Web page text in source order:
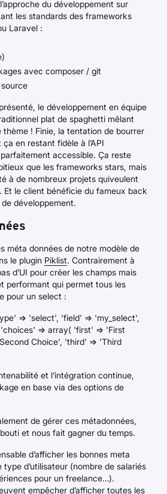
du développement sur
les standards des frameworks
Laravel :
avec composer / git
le développement en équipe
plat de spaghetti mêlant
thème ! Finie, la tentation de bourrer
en restant fidèle à l’API
accessible. Ça reste
que les frameworks stars, mais
à de nombreux projets quiveulent
Et le client bénéficie du fameux back
développement.
méta données de notre modèle de
le plugin Piklist. Contrairement à
d’UI pour créer les champs mais
performant qui permet tous les
pour un select :
=> 'select', 'field' => 'my_select',
=> array( 'first' => 'First
Choice', 'third' => 'Third
et l’intégration continue,
en base via des options de
de gérer ces métadonnées,
et nous fait gagner du temps.
d’afficher les bonnes meta
d’utilisateur (nombre de salariés
pour un freelance…).
empêcher d’afficher toutes les